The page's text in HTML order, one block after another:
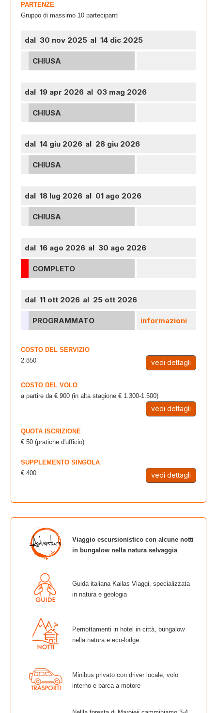
PARTENZE
Gruppo di massimo 10 partecipanti
dal 30 nov 2025 al 14 dic 2025
CHIUSA
dal 19 apr 2026 al 03 mag 2026
CHIUSA
dal 14 giu 2026 al 28 giu 2026
CHIUSA
dal 18 lug 2026 al 01 ago 2026
CHIUSA
dal 16 ago 2026 al 30 ago 2026
COMPLETO
dal 11 ott 2026 al 25 ott 2026
PROGRAMMATO informazioni
COSTO DEL SERVIZIO
2.850
vedi dettagli
COSTO DEL VOLO
a partire da € 900 (in alta stagione € 1.300-1.500)
vedi dettagli
QUOTA ISCRIZIONE
€ 50 (pratiche d'ufficio)
SUPPLEMENTO SINGOLA
€ 400
vedi dettagli
Viaggio escursionistico con alcune notti
in bungalow nella natura selvaggia
Guida italiana Kailas Viaggi, specializzata
in natura e geologia
Pernottamenti in hotel in città, bungalow
nella natura e eco-lodge.
Minibus privato con driver locale, volo
interno e barca a motore